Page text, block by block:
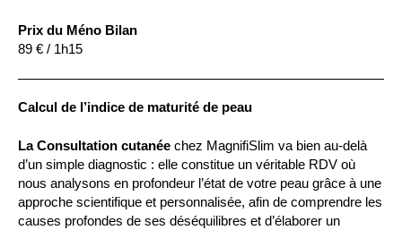
Prix du Méno Bilan
89 € / 1h15
Calcul de l’indice de maturité de peau
La Consultation cutanée chez MagnifiSlim va bien au-delà
d’un simple diagnostic : elle constitue un véritable RDV où
nous analysons en profondeur l’état de votre peau grâce à une
approche scientifique et personnalisée, afin de comprendre les
causes profondes de ses déséquilibres et d’élaborer un